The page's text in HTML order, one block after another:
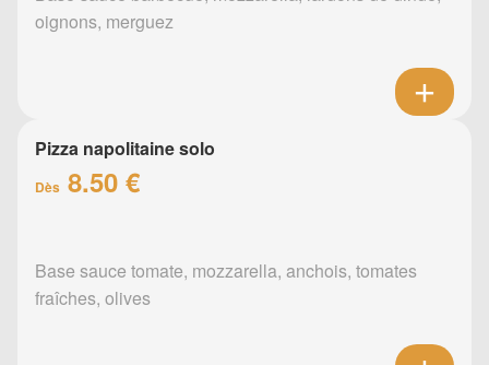
oignons, merguez
Pizza napolitaine solo
Dès 8.50 €
Base sauce tomate, mozzarella, anchois, tomates
fraîches, olives